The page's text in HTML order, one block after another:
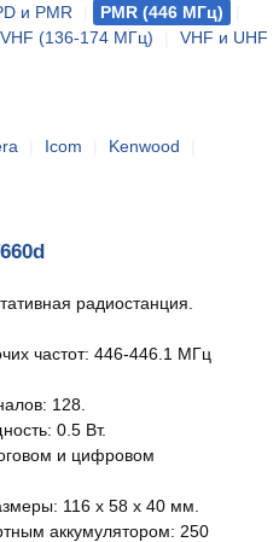
и PMR PMR (446 МГц)
VHF (136-174 МГц)
VHF и UHF
Icom Kenwood
радиостанция.
частот: 446-446.1 МГц
128.
0.5 Вт.
и цифровом
116 х 58 х 40 мм.
аккумулятором: 250